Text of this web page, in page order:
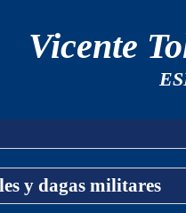
Vicente
y dagas militares